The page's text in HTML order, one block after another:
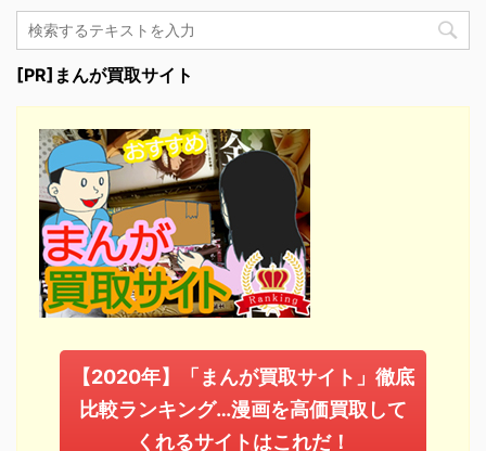
[PR]まんが買取サイト
【2020年】「まんが買取サイト」徹底
比較ランキング…漫画を高価買取して
くれるサイトはこれだ！